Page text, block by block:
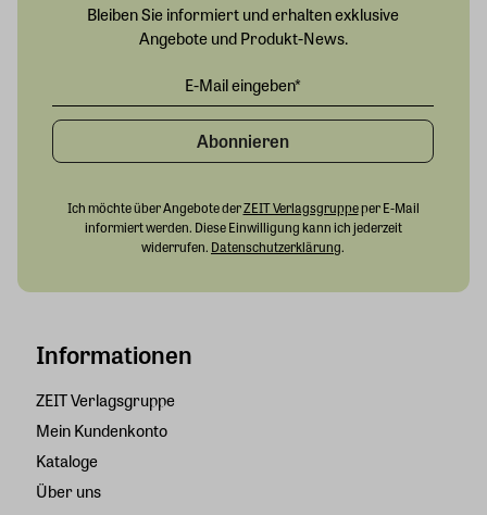
Informationen
ZEIT Verlagsgruppe
Mein Kundenkonto
Kataloge
Über uns
Bleiben Sie informiert und erhalten exklusive
Angebote und Produkt-News.
Abonnieren
Ich möchte über Angebote derZEIT Verlagsgruppeper E-Mail
informiert werden. Diese Einwilligung kann ich jederzeit
widerrufen. Datenschutzerklärung.